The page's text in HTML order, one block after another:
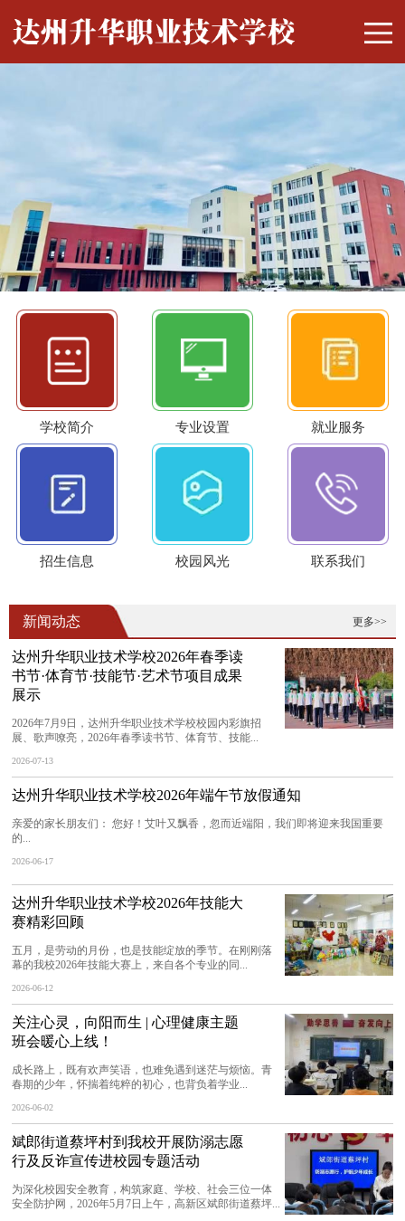
学校简介 专业设置 就业服务
招生信息 校园风光 联系我们
更多>>
新闻动态
达州升华职业技术学校2026年春季读
书节·体育节·技能节·艺术节项目成果
展示
2026年7月9日，达州升华职业技术学校校园内彩旗招
展、歌声嘹亮，2026年春季读书节、体育节、技能...
2026-07-13
达州升华职业技术学校2026年端午节放假通知
亲爱的家长朋友们： 您好！艾叶又飘香，忽而近端阳，我们即将迎来我国重要
的...
2026-06-17
达州升华职业技术学校2026年技能大
赛精彩回顾
五月，是劳动的月份，也是技能绽放的季节。在刚刚落
幕的我校2026年技能大赛上，来自各个专业的同...
2026-06-12
关注心灵，向阳而生 | 心理健康主题
班会暖心上线！
成长路上，既有欢声笑语，也难免遇到迷茫与烦恼。青
春期的少年，怀揣着纯粹的初心，也背负着学业...
2026-06-02
斌郎街道蔡坪村到我校开展防溺志愿
行及反诈宣传进校园专题活动
为深化校园安全教育，构筑家庭、学校、社会三位一体
安全防护网，2026年5月7日上午，高新区斌郎街道蔡坪...